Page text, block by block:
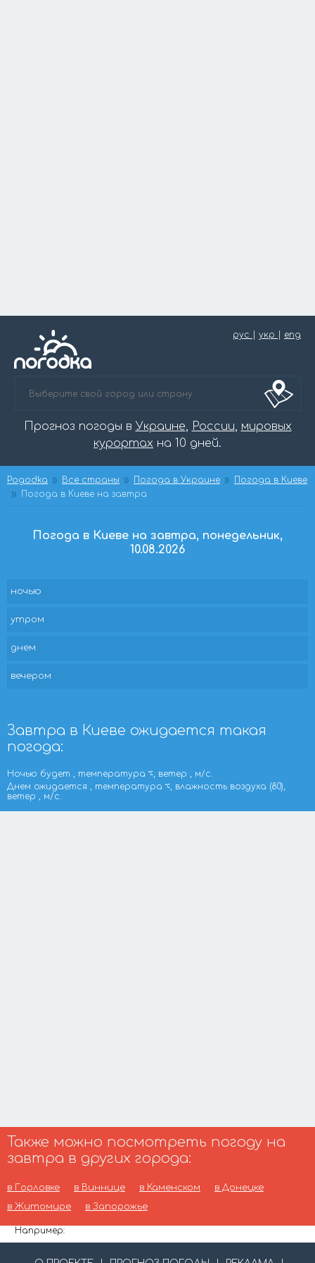
рус укр eng
Прогноз погоды в Украине, России, мировых
курортах на 10 дней.
Pogodka Все страны Погода в Украине
Погода в Киеве
Погода в Киеве на завтра
Погода в Киеве на завтра, понедельник,
10.08.2026
ночью
утром
днем
вечером
Завтра в Киеве ожидается такая
погода:
Ночью будет , температура
, ветер , м/с.
Днем ожидается , температура
, влажность воздуха (80),
ветер , м/с.
Также можно посмотреть погоду на
завтра в других города:
в Горловке в Виннице в Каменском
в Донецке
в Житомире
в Запорожье
Например: